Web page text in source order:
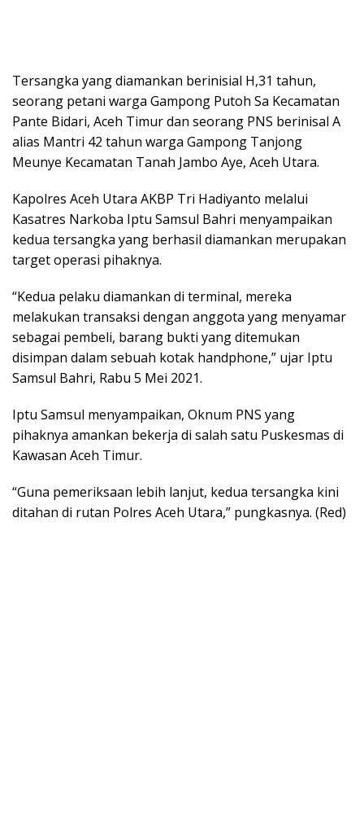
Tersangka yang diamankan berinisial H,31 tahun,
seorang petani warga Gampong Putoh Sa Kecamatan
Pante Bidari, Aceh Timur dan seorang PNS berinisal A
alias Mantri 42 tahun warga Gampong Tanjong
Meunye Kecamatan Tanah Jambo Aye, Aceh Utara.
Kapolres Aceh Utara AKBP Tri Hadiyanto melalui
Kasatres Narkoba Iptu Samsul Bahri menyampaikan
kedua tersangka yang berhasil diamankan merupakan
target operasi pihaknya.
“Kedua pelaku diamankan di terminal, mereka
melakukan transaksi dengan anggota yang menyamar
sebagai pembeli, barang bukti yang ditemukan
disimpan dalam sebuah kotak handphone,” ujar Iptu
Samsul Bahri, Rabu 5 Mei 2021.
Iptu Samsul menyampaikan, Oknum PNS yang
pihaknya amankan bekerja di salah satu Puskesmas di
Kawasan Aceh Timur.
“Guna pemeriksaan lebih lanjut, kedua tersangka kini
ditahan di rutan Polres Aceh Utara,” pungkasnya. (Red)